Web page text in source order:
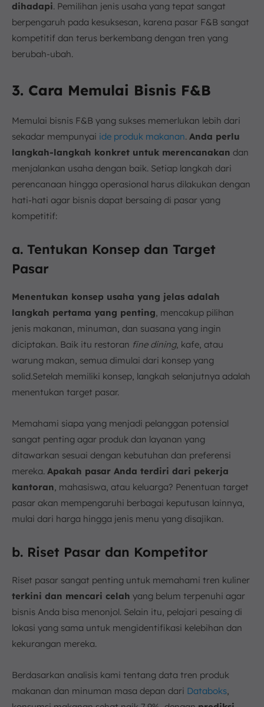
dihadapi. Pemilihan jenis usaha yang tepat sangat
berpengaruh pada kesuksesan, karena pasar F&B sangat
kompetitif dan terus berkembang dengan tren yang
berubah-ubah.
3. Cara Memulai Bisnis F&B
Memulai bisnis F&B yang sukses memerlukan lebih dari
sekadar mempunyai ide produk makanan. Anda perlu
langkah-langkah konkret untuk merencanakan dan
menjalankan usaha dengan baik. Setiap langkah dari
perencanaan hingga operasional harus dilakukan dengan
hati-hati agar bisnis dapat bersaing di pasar yang
kompetitif:
a. Tentukan Konsep dan Target
Pasar
Menentukan konsep usaha yang jelas adalah
langkah pertama yang penting, mencakup pilihan
jenis makanan, minuman, dan suasana yang ingin
diciptakan. Baik itu restoran fine dining, kafe, atau
warung makan, semua dimulai dari konsep yang
solid.Setelah memiliki konsep, langkah selanjutnya adalah
menentukan target pasar.
Memahami siapa yang menjadi pelanggan potensial
sangat penting agar produk dan layanan yang
ditawarkan sesuai dengan kebutuhan dan preferensi
mereka. Apakah pasar Anda terdiri dari pekerja
kantoran, mahasiswa, atau keluarga? Penentuan target
pasar akan mempengaruhi berbagai keputusan lainnya,
mulai dari harga hingga jenis menu yang disajikan.
b. Riset Pasar dan Kompetitor
Riset pasar sangat penting untuk memahami tren kuliner
terkini dan mencari celah yang belum terpenuhi agar
bisnis Anda bisa menonjol. Selain itu, pelajari pesaing di
lokasi yang sama untuk mengidentifikasi kelebihan dan
kekurangan mereka.
Berdasarkan analisis kami tentang data tren produk
makanan dan minuman masa depan dari Databoks,